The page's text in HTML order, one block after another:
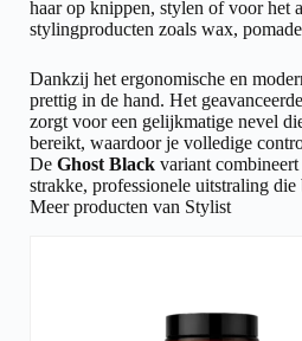
haar op knippen, stylen of voor het
stylingproducten zoals wax,
Dankzij het ergonomische en
prettig in de hand. Het
zorgt voor een gelijkmatige nevel
bereikt, waardoor je volledige
De Ghost Black variant
strakke, professionele uitstraling
Meer producten van Stylist